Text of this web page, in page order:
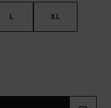
L XL